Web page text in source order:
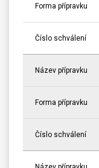
Forma přípravku
Číslo schválení
Název přípravku
Forma přípravku
Číslo schválení